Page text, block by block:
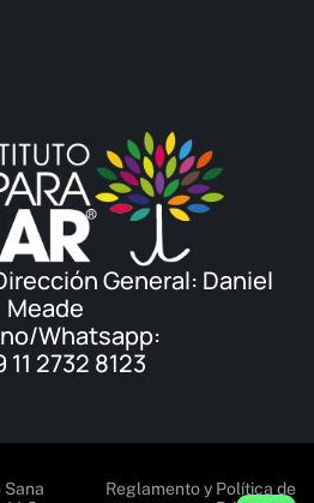
General: Daniel
Meade
Whatsapp:
11 2732 8123
Reglamento y Política de